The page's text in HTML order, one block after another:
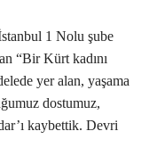
1 Nolu şube
“Bir Kürt kadını
yer alan, yaşama
dostumuz,
kaybettik. Devri